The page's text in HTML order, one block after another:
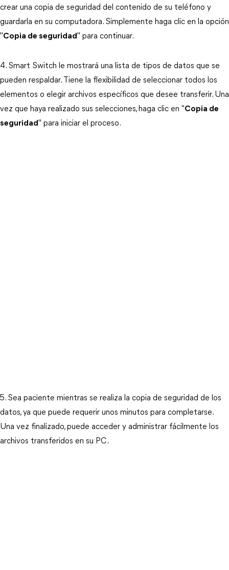
crear una copia de seguridad del contenido de su teléfono y
guardarla en su computadora. Simplemente haga clic en la opción
"Copia de seguridad" para continuar.
4. Smart Switch le mostrará una lista de tipos de datos que se
pueden respaldar. Tiene la flexibilidad de seleccionar todos los
elementos o elegir archivos específicos que desee transferir. Una
vez que haya realizado sus selecciones, haga clic en "Copia de
seguridad" para iniciar el proceso.
5. Sea paciente mientras se realiza la copia de seguridad de los
datos, ya que puede requerir unos minutos para completarse.
Una vez finalizado, puede acceder y administrar fácilmente los
archivos transferidos en su PC.